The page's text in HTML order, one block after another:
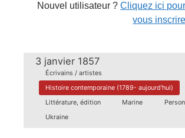
Nouvel utilisateur ?Cliquez ici pour
vous inscrire
3 janvier 1857
Écrivains / artistes
Histoire contemporaine (1789- aujourd'hui)
Littérature, édition
Marine
Ukraine